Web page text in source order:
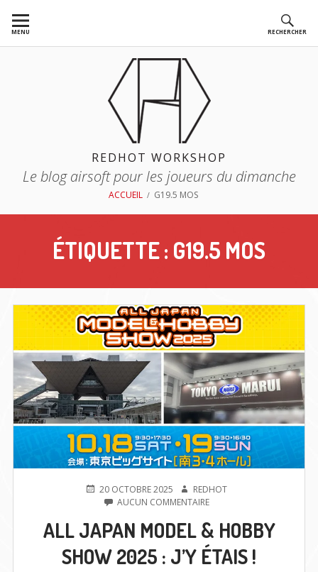
auMENU RECHERCHER
REDHOT WORKSHOP
Le blog airsoft pour les joueurs du dimanche
ACCUEIL G19.5 MOS
ÉTIQUETTE : G19.5 MOS
PUBLIÉ20 OCTOBRE 2025 AUTEUR
REDHOT
AUCUN COMMENTAIRESUR
JAPAN
MODEL
&
HOBBY
ALL JAPAN MODEL & HOBBY
SHOW 2025 : J’Y ÉTAIS !